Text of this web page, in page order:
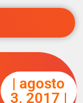
| agosto
3, 2017 |